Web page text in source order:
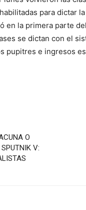
para dictar
en la primera parte
se dictan con el
pupitres e ingresos
O
V: